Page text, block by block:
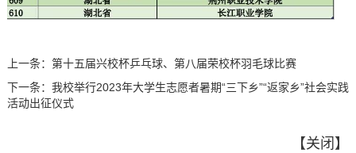
上一条： 第十五届兴校杯乒乓球、第八届荣校杯羽毛球比赛
下一条： 我校举行2023年大学生志愿者暑期“三下乡”“返家乡”社会实践
活动出征仪式
【关闭 】